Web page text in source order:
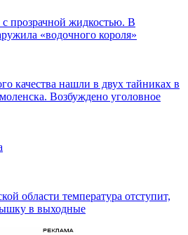
прозрачной жидкостью. В
«водочного короля»
качества нашли в двух тайниках в
Возбуждено уголовное
области температура отступит,
в выходные